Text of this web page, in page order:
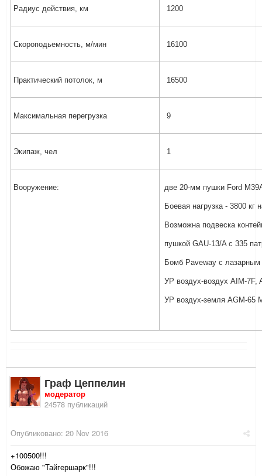
Радиус действия, км 1200
Скороподьемность, м/мин 16100
Практический потолок, м 16500
Максимальная перегрузка 9
Экипаж, чел 1
Вооружение: две 20-мм пушки Ford
Боевая нагрузка - 3800 кг
Возможна подвеска
пушкой GAU-13/A c 335
Бомб Paveway с
УР воздух-воздух AIM-7F,
УР воздух-земля AGM-65
Граф Цеппелин
модератор
24578 публикаций
Опубликовано: 20 Nov 2016
+100500!!!
Обожаю "Тайгершарк"!!!